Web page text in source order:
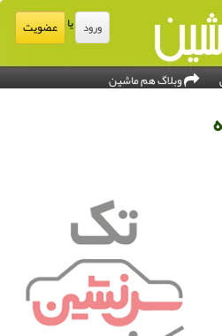
ورود عضویت
وبلاگ هم ماشین